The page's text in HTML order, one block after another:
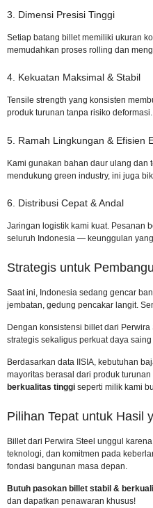
3. Dimensi Presisi Tinggi
Setiap batang billet memiliki ukuran
memudahkan proses rolling dan
4. Kekuatan Maksimal & Stabil
Tensile strength yang konsisten
produk turunan tanpa risiko deformasi.
5. Ramah Lingkungan & Efisien
Kami gunakan bahan daur ulang dan
mendukung green industry, ini juga
6. Distribusi Cepat & Andal
Jaringan logistik kami kuat. Pesanan
seluruh Indonesia — keunggulan
Strategis untuk
Saat ini, Indonesia sedang gencar
jembatan, gedung pencakar langit.
Dengan konsistensi billet dari
strategis sekaligus perkuat daya
Berdasarkan data IISIA, kebutuhan
mayoritas berasal dari produk turunan
berkualitas tinggi seperti milik kami
Pilihan Tepat untuk Hasil
Billet dari Perwira Steel unggul
teknologi, dan komitmen pada
fondasi bangunan masa depan.
Butuh pasokan billet stabil &
dan dapatkan penawaran khusus!